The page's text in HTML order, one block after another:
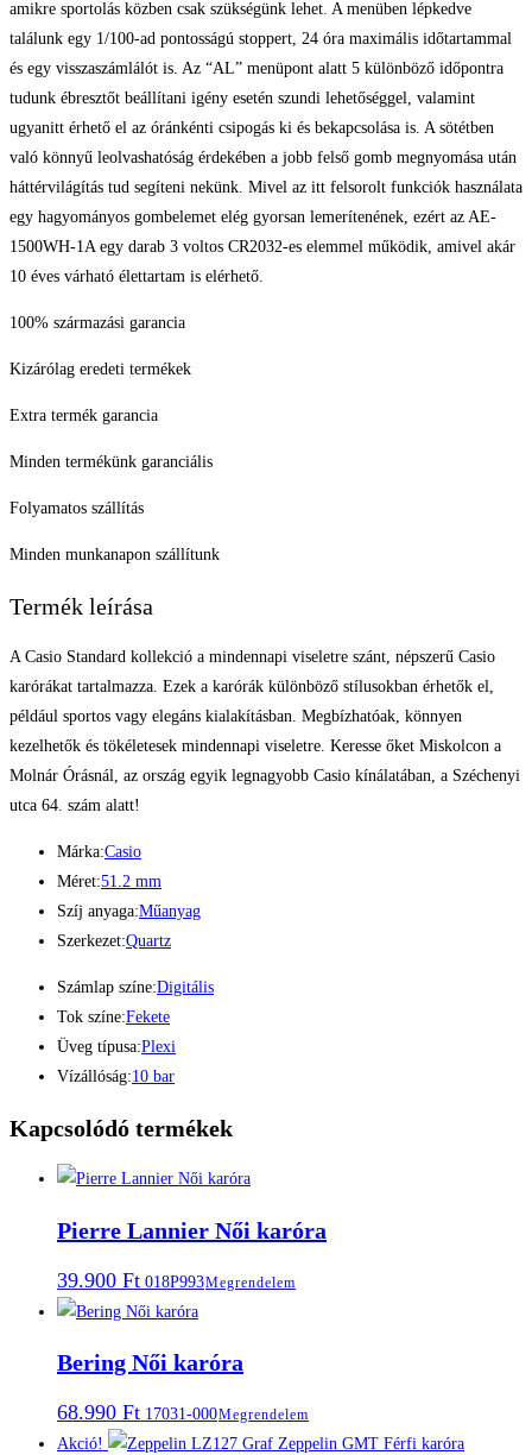
amikre sportolás közben csak szükségünk lehet. A menüben lépkedve
találunk egy 1/100-ad pontosságú stoppert, 24 óra maximális időtartammal
és egy visszaszámlálót is. Az “AL” menüpont alatt 5 különböző időpontra
tudunk ébresztőt beállítani igény esetén szundi lehetőséggel, valamint
ugyanitt érhető el az óránkénti csipogás ki és bekapcsolása is. A sötétben
való könnyű leolvashatóság érdekében a jobb felső gomb megnyomása után
háttérvilágítás tud segíteni nekünk. Mivel az itt felsorolt funkciók használata
egy hagyományos gombelemet elég gyorsan lemerítenének, ezért az AE-
1500WH-1A egy darab 3 voltos CR2032-es elemmel működik, amivel akár
10 éves várható élettartam is elérhető.
100% származási garancia
Kizárólag eredeti termékek
Extra termék garancia
Minden termékünk garanciális
Folyamatos szállítás
Minden munkanapon szállítunk
Termék leírása
A Casio Standard kollekció a mindennapi viseletre szánt, népszerű Casio
karórákat tartalmazza. Ezek a karórák különböző stílusokban érhetők el,
például sportos vagy elegáns kialakításban. Megbízhatóak, könnyen
kezelhetők és tökéletesek mindennapi viseletre. Keresse őket Miskolcon a
Molnár Órásnál, az ország egyik legnagyobb Casio kínálatában, a Széchenyi
utca 64. szám alatt!
Márka:Casio
Méret:51.2 mm
Szíj anyaga:Műanyag
Szerkezet:Quartz
Számlap színe:Digitális
Tok színe:Fekete
Üveg típusa:Plexi
Vízállóság:10 bar
Kapcsolódó termékek
Pierre Lannier Női karóra
39.900 Ft 018P993Megrendelem
Bering Női karóra
68.990 Ft 17031-000Megrendelem
Akció!